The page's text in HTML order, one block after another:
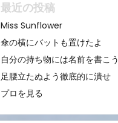
最近の投稿
Miss Sunflower
傘の横にバットも置けたよ
自分の持ち物には名前を書こう
足腰立たぬよう徹底的に潰せ
プロを見る